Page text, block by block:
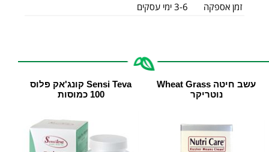
זמן אספקה
3-6 ימי עסקים
עשב חיטה Wheat Grass
נוטריקר
Sensi Teva קונג'אק פלוס
100 כמוסות